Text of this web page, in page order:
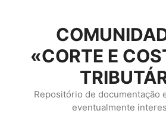
conteúdo«CORTE E
Repositório de documentação
eventualmente